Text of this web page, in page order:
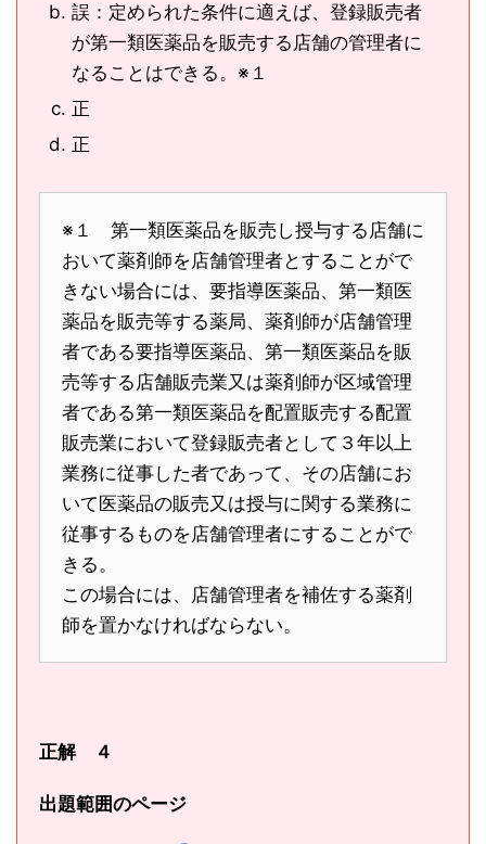
誤：定められた条件に適えば、登録販売者
が第一類医薬品を販売する店舗の管理者に
なることはできる。※１
正
正
※１ 第一類医薬品を販売し授与する店舗に
おいて薬剤師を店舗管理者とすることがで
きない場合には、要指導医薬品、第一類医
薬品を販売等する薬局、薬剤師が店舗管理
者である要指導医薬品、第一類医薬品を販
売等する店舗販売業又は薬剤師が区域管理
者である第一類医薬品を配置販売する配置
販売業において登録販売者として３年以上
業務に従事した者であって、その店舗にお
いて医薬品の販売又は授与に関する業務に
従事するものを店舗管理者にすることがで
きる。
この場合には、店舗管理者を補佐する薬剤
師を置かなければならない。
正解 ４
出題範囲のページ